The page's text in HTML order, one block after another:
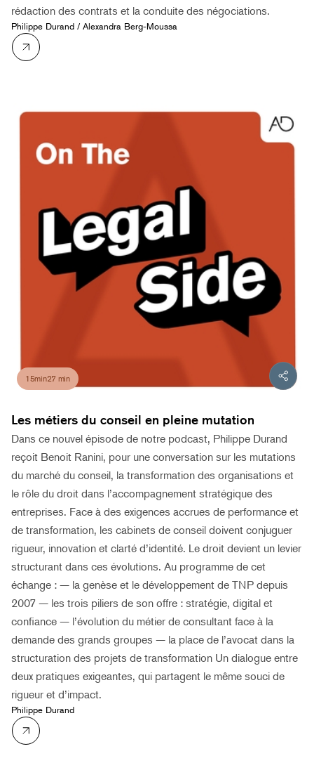
rédaction des contrats et la conduite des négociations.
Philippe Durand / Alexandra Berg-Moussa
15min27 min
Les métiers du conseil en pleine mutation
Dans ce nouvel épisode de notre podcast, Philippe Durand
reçoit Benoit Ranini, pour une conversation sur les mutations
du marché du conseil, la transformation des organisations et
le rôle du droit dans l’accompagnement stratégique des
entreprises. Face à des exigences accrues de performance et
de transformation, les cabinets de conseil doivent conjuguer
rigueur, innovation et clarté d’identité. Le droit devient un levier
structurant dans ces évolutions. Au programme de cet
échange : — la genèse et le développement de TNP depuis
2007 — les trois piliers de son offre : stratégie, digital et
confiance — l’évolution du métier de consultant face à la
demande des grands groupes — la place de l’avocat dans la
structuration des projets de transformation Un dialogue entre
deux pratiques exigeantes, qui partagent le même souci de
rigueur et d’impact.
Philippe Durand